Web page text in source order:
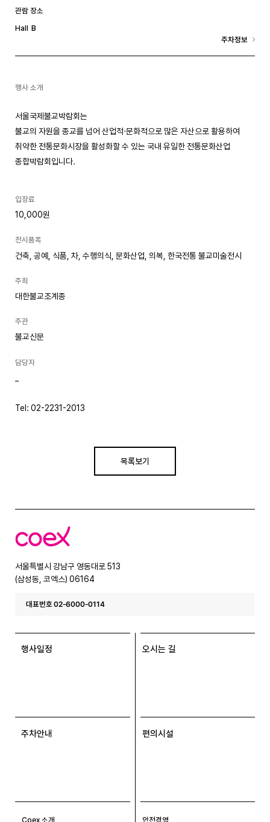
관람 장소
Hall B
주차정보
행사 소개
서울국제불교박람회는
불교의 자원을 종교를 넘어 산업적·문화적으로 많은 자산으로 활용하여
취약한 전통문화시장을 활성화할 수 있는 국내 유일한 전통문화산업
종합박람회입니다.
입장료
10,000원
전시품목
건축, 공예, 식품, 차, 수행의식, 문화산업, 의복, 한국전통 불교미술전시
주최
대한불교조계종
주관
불교신문
담당자
Tel: 02-2231-2013
목록보기
코
엑
서울특별시 강남구 영동대로 513
(삼성동, 코엑스) 06164
대표번호 02-6000-0114
행사일정 오시는 길
주차안내 편의시설
Coex 소개 안전경영